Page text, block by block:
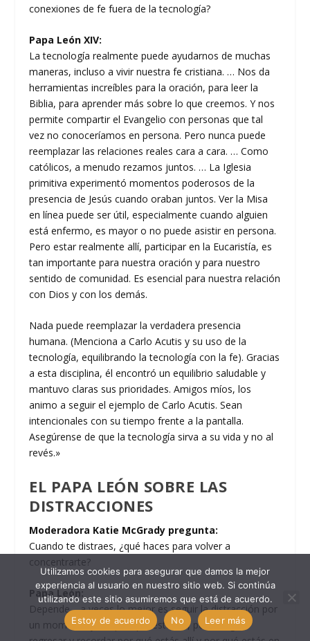
conexiones de fe fuera de la tecnología?
Papa León XIV:
La tecnología realmente puede ayudarnos de muchas
maneras, incluso a vivir nuestra fe cristiana. … Nos da
herramientas increíbles para la oración, para leer la
Biblia, para aprender más sobre lo que creemos. Y nos
permite compartir el Evangelio con personas que tal
vez no conoceríamos en persona. Pero nunca puede
reemplazar las relaciones reales cara a cara. … Como
católicos, a menudo rezamos juntos. … La Iglesia
primitiva experimentó momentos poderosos de la
presencia de Jesús cuando oraban juntos. Ver la Misa
en línea puede ser útil, especialmente cuando alguien
está enfermo, es mayor o no puede asistir en persona.
Pero estar realmente allí, participar en la Eucaristía, es
tan importante para nuestra oración y para nuestro
sentido de comunidad. Es esencial para nuestra relación
con Dios y con los demás.
Nada puede reemplazar la verdadera presencia
humana. (Menciona a Carlo Acutis y su uso de la
tecnología, equilibrando la tecnología con la fe). Gracias
a esta disciplina, él encontró un equilibrio saludable y
mantuvo claras sus prioridades. Amigos míos, los
animo a seguir el ejemplo de Carlo Acutis. Sean
intencionales con su tiempo frente a la pantalla.
Asegúrense de que la tecnología sirva a su vida y no al
revés.»
EL PAPA LEÓN SOBRE LAS
DISTRACCIONES
Moderadora Katie McGrady pregunta:
Cuando te distraes, ¿qué haces para volver a
concentrarte?
Papa León:
Depende… a veces lo mejor es seguir la distracción por
un momento y ver por qué está ahí, pero luego
Utilizamos cookies para asegurar que damos la mejor
experiencia al usuario en nuestro sitio web. Si continúa
utilizando este sitio asumiremos que está de acuerdo.
Estoy de acuerdo
No Leer más